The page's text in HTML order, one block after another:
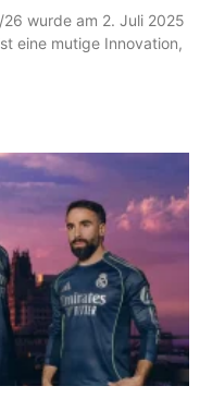
wurde am 2. Juli 2025
eine mutige Innovation,